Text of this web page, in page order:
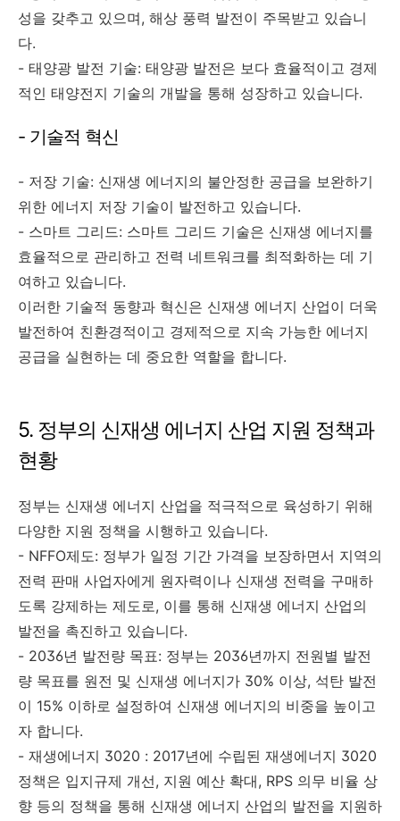
성을 갖추고 있으며, 해상 풍력 발전이 주목받고 있습니
다.
- 태양광 발전 기술: 태양광 발전은 보다 효율적이고 경제
적인 태양전지 기술의 개발을 통해 성장하고 있습니다.
- 기술적 혁신
- 저장 기술: 신재생 에너지의 불안정한 공급을 보완하기
위한 에너지 저장 기술이 발전하고 있습니다.
- 스마트 그리드: 스마트 그리드 기술은 신재생 에너지를
효율적으로 관리하고 전력 네트워크를 최적화하는 데 기
여하고 있습니다.
이러한 기술적 동향과 혁신은 신재생 에너지 산업이 더욱
발전하여 친환경적이고 경제적으로 지속 가능한 에너지
공급을 실현하는 데 중요한 역할을 합니다.
5. 정부의 신재생 에너지 산업 지원 정책과
현황
정부는 신재생 에너지 산업을 적극적으로 육성하기 위해
다양한 지원 정책을 시행하고 있습니다.
- NFFO제도: 정부가 일정 기간 가격을 보장하면서 지역의
전력 판매 사업자에게 원자력이나 신재생 전력을 구매하
도록 강제하는 제도로, 이를 통해 신재생 에너지 산업의
발전을 촉진하고 있습니다.
- 2036년 발전량 목표: 정부는 2036년까지 전원별 발전
량 목표를 원전 및 신재생 에너지가 30% 이상, 석탄 발전
이 15% 이하로 설정하여 신재생 에너지의 비중을 높이고
자 합니다.
- 재생에너지 3020 : 2017년에 수립된 재생에너지 3020
정책은 입지규제 개선, 지원 예산 확대, RPS 의무 비율 상
향 등의 정책을 통해 신재생 에너지 산업의 발전을 지원하